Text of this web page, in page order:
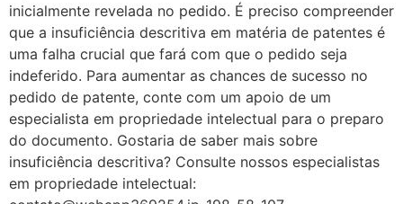
inicialmente revelada no pedido. É preciso compreender
que a insuficiência descritiva em matéria de patentes é
uma falha crucial que fará com que o pedido seja
indeferido. Para aumentar as chances de sucesso no
pedido de patente, conte com um apoio de um
especialista em propriedade intelectual para o preparo
do documento. Gostaria de saber mais sobre
insuficiência descritiva? Consulte nossos especialistas
em propriedade intelectual: